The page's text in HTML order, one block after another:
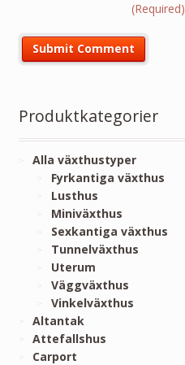
(Required)
Produktkategorier
Alla växthustyper
Fyrkantiga växthus
Lusthus
Miniväxthus
Sexkantiga växthus
Tunnelväxthus
Uterum
Väggväxthus
Vinkelväxthus
Altantak
Attefallshus
Carport